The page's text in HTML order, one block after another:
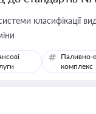
класифікації
Паливно-
комплекс